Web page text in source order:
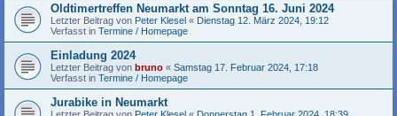
Oldtimertreffen Neumarkt am Sonntag 16. Juni 2024
Letzter Beitrag von Peter Klesel « Dienstag 12. März 2024, 19:12
Verfasst in Termine / Homepage
Einladung 2024
Letzter Beitrag von bruno « Samstag 17. Februar 2024, 17:18
Verfasst in Termine / Homepage
Jurabike in Neumarkt
Letzter Beitrag von Peter Klesel « Donnerstag 1. Februar 2024, 18:39